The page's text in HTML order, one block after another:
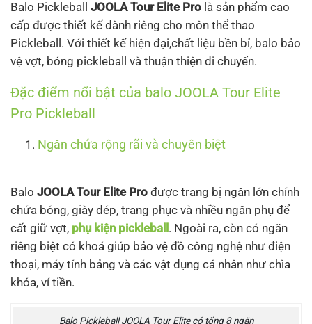
Balo Pickleball JOOLA Tour Elite Pro là sản phẩm cao
cấp được thiết kế dành riêng cho môn thể thao
Pickleball. Với thiết kế hiện đại,chất liệu bền bỉ, balo bảo
vệ vợt, bóng pickleball và thuận thiện di chuyển.
Đặc điểm nổi bật của balo JOOLA Tour Elite
Pro Pickleball
Ngăn chứa rộng rãi và chuyên biệt
Balo JOOLA Tour Elite Pro được trang bị ngăn lớn chính
chứa bóng, giày dép, trang phục và nhiều ngăn phụ để
cất giữ vợt, phụ kiện pickleball . Ngoài ra, còn có ngăn
riêng biệt có khoá giúp bảo vệ đồ công nghệ như điện
thoại, máy tính bảng và các vật dụng cá nhân như chìa
khóa, ví tiền.
Balo Pickleball JOOLA Tour Elite có tổng 8 ngăn